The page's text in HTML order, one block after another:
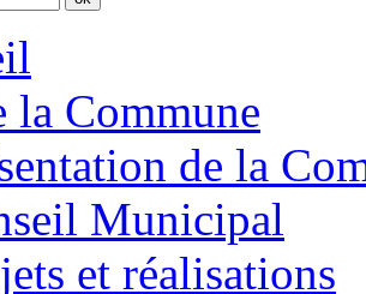
la Commune
de la
Municipal
et réalisations